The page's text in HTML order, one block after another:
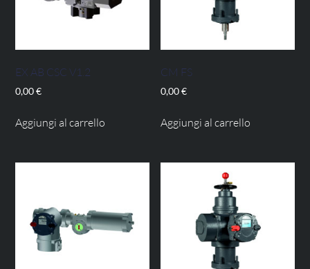
EX AB CSC V1.2
0,00€
Aggiungi al carrello
CM FS
0,00€
Aggiungi al carrello